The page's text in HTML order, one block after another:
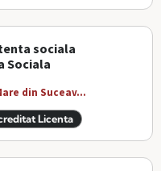
sociala
Sociala
din Suceav...
Licenta